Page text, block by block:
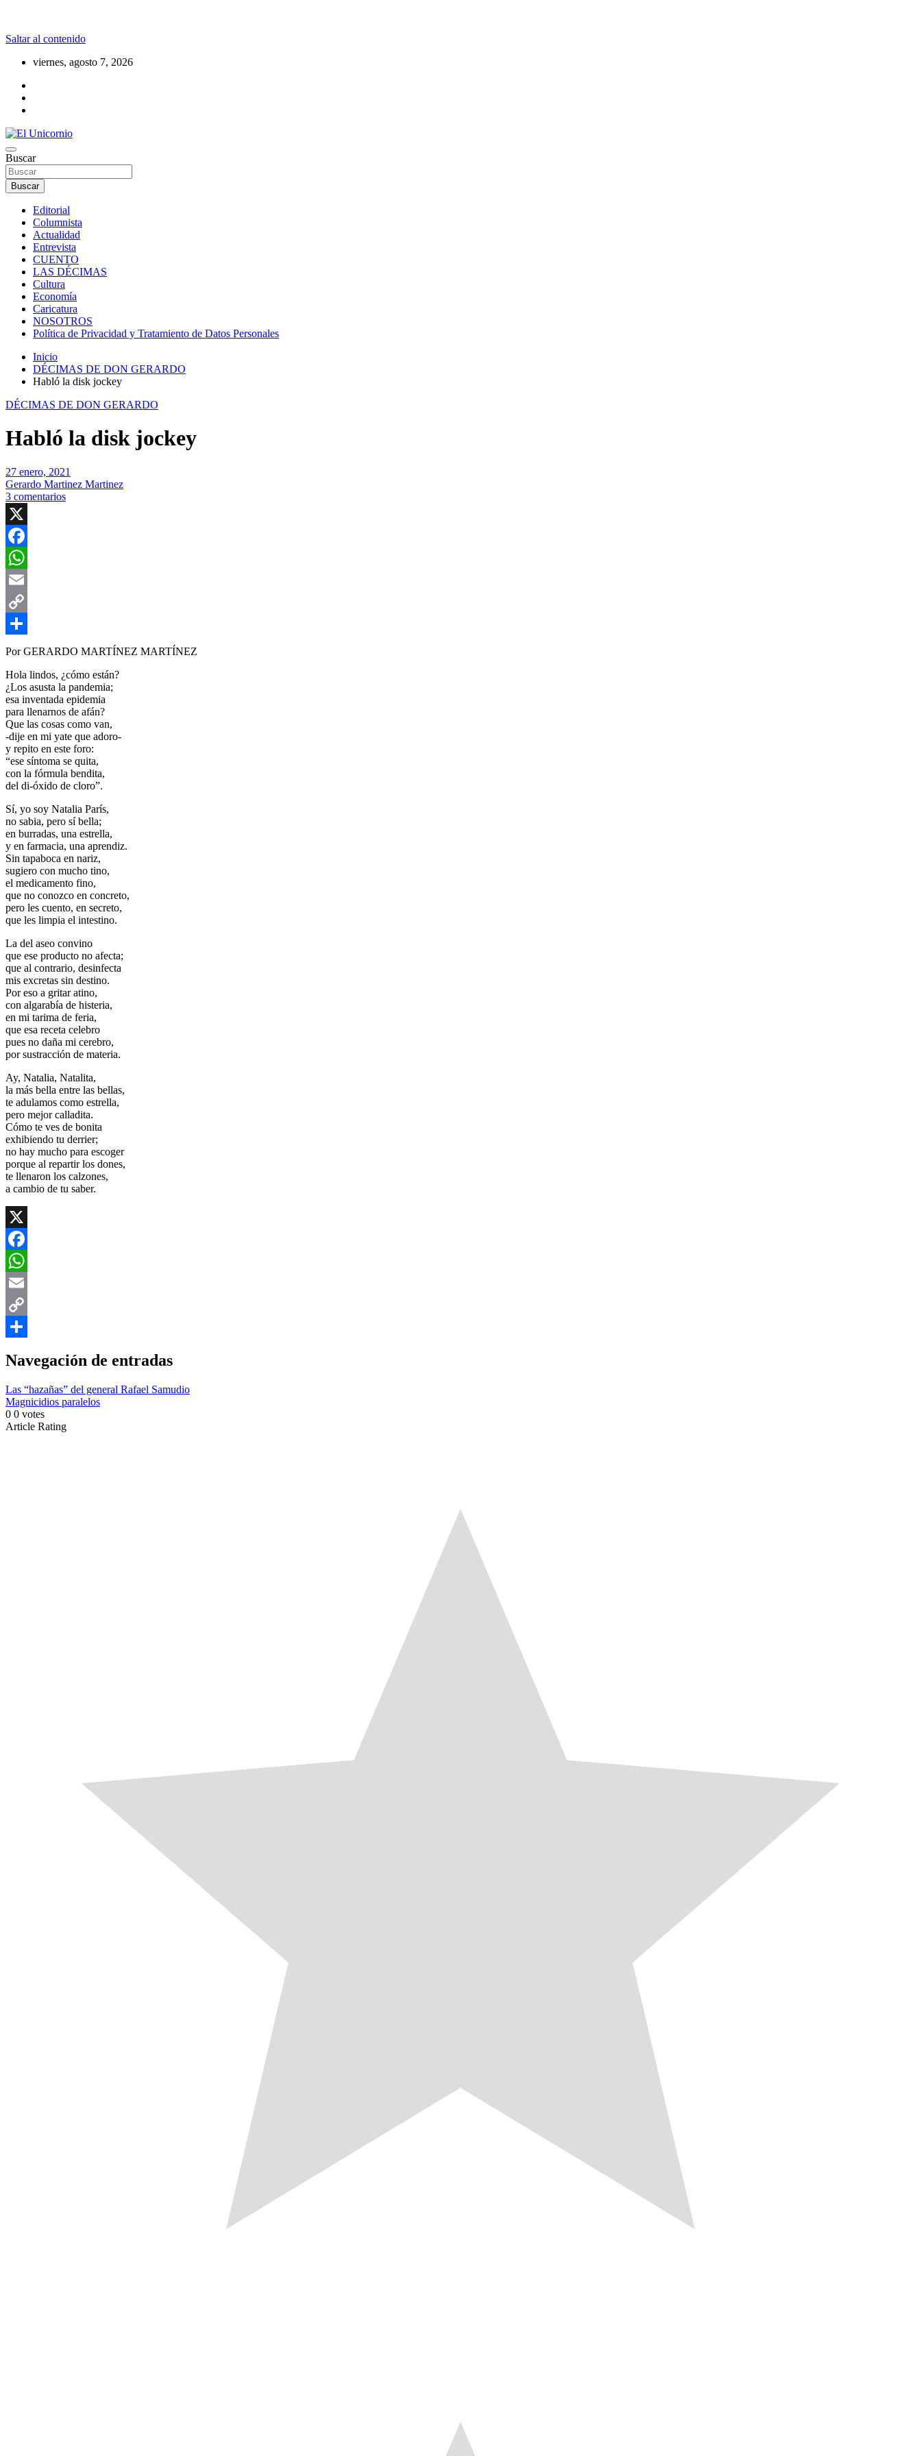
Saltar al contenido
viernes, agosto 7, 2026
El Unicornio
La realidad supera la fantasía
Buscar
Buscar
Editorial
Columnista
Actualidad
Entrevista
CUENTO
LAS DÉCIMAS
Cultura
Economía
Caricatura
NOSOTROS
Política de Privacidad y Tratamiento de Datos Personales
Inicio
DÉCIMAS DE DON GERARDO
Habló la disk jockey
DÉCIMAS DE DON GERARDO
Habló la disk jockey
27 enero, 2021
Gerardo Martinez Martinez
3 comentarios
X
Facebook
WhatsApp
Email
Copy
Link
Compartir
Por GERARDO MARTÍNEZ MARTÍNEZ
Hola lindos, ¿cómo están?
¿Los asusta la pandemia;
esa inventada epidemia
para llenarnos de afán?
Que las cosas como van,
-dije en mi yate que adoro-
y repito en este foro:
“ese síntoma se quita,
con la fórmula bendita,
del di-óxido de cloro”.
Sí, yo soy Natalia París,
no sabia, pero sí bella;
en burradas, una estrella,
y en farmacia, una aprendiz.
Sin tapaboca en nariz,
sugiero con mucho tino,
el medicamento fino,
que no conozco en concreto,
pero les cuento, en secreto,
que les limpia el intestino.
La del aseo convino
que ese producto no afecta;
que al contrario, desinfecta
mis excretas sin destino.
Por eso a gritar atino,
con algarabía de histeria,
en mi tarima de feria,
que esa receta celebro
pues no daña mi cerebro,
por sustracción de materia.
Ay, Natalia, Natalita,
la más bella entre las bellas,
te adulamos como estrella,
pero mejor calladita.
Cómo te ves de bonita
exhibiendo tu derrier;
no hay mucho para escoger
porque al repartir los dones,
te llenaron los calzones,
a cambio de tu saber.
X
Facebook
WhatsApp
Email
Copy
Navegación de entradas
Las “hazañas” del general Rafael Samudio
Magnicidios paralelos
0 0 votes
Article Rating